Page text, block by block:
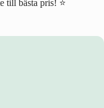
till bästa pris! ⭐